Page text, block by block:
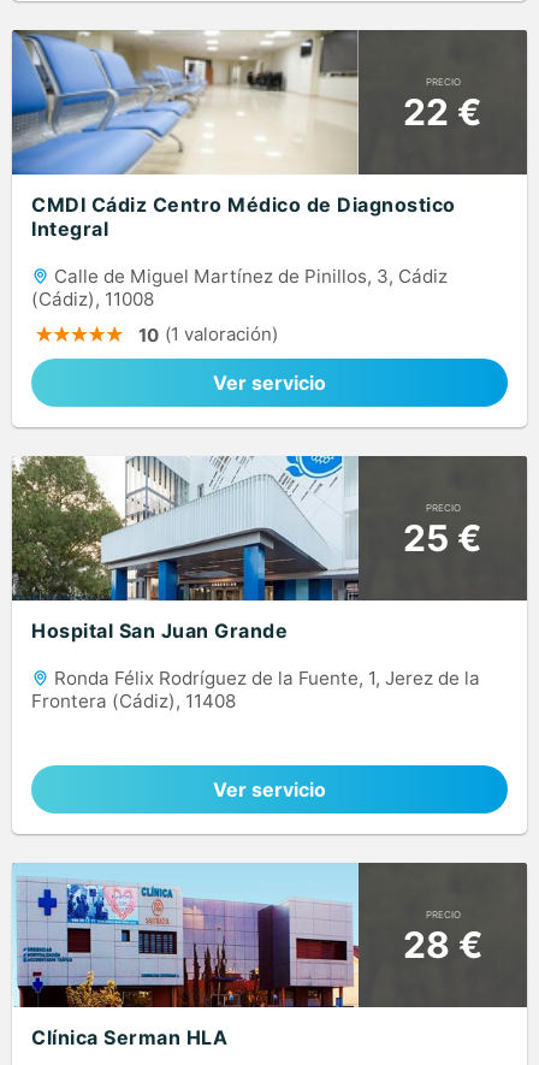
PRECIO
22 €
CMDI Cádiz Centro Médico de Diagnostico
Integral
Calle de Miguel Martínez de Pinillos, 3, Cádiz
(Cádiz), 11008
10 (1 valoración)
Ver servicio
PRECIO
25 €
Hospital San Juan Grande
Ronda Félix Rodríguez de la Fuente, 1, Jerez de la
Frontera (Cádiz), 11408
Ver servicio
PRECIO
28 €
Clínica Serman HLA